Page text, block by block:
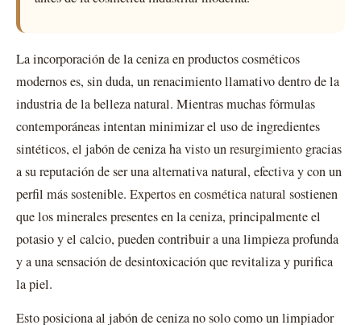
La incorporación de la ceniza en productos cosméticos
modernos es, sin duda, un renacimiento llamativo dentro de la
industria de la belleza natural. Mientras muchas fórmulas
contemporáneas intentan minimizar el uso de ingredientes
sintéticos, el jabón de ceniza ha visto unresurgimiento gracias
a su reputación de ser una alternativa natural, efectiva y con un
perfil más sostenible. Expertos en cosmética natural sostienen
que los minerales presentes en la ceniza, principalmente el
potasio y el calcio, pueden contribuir a una limpieza profunda
y a una sensación de desintoxicación que revitaliza y purifica
la piel.
Esto posiciona al jabón de ceniza no solo como un limpiador